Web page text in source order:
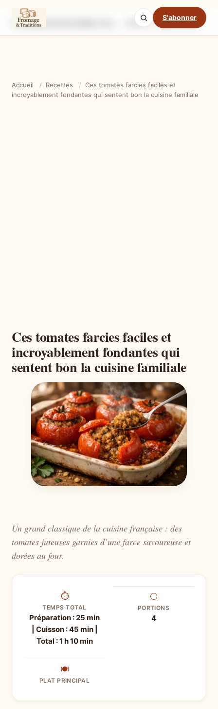
S'abonner
Ingrédients Étapes
Mode cuisine
Accueil / Recettes / Ces tomates farcies faciles et
incroyablement fondantes qui sentent bon la cuisine familiale
Ces tomates farcies faciles et
incroyablement fondantes qui
sentent bon la cuisine familiale
Un grand classique de la cuisine française : des
tomates juteuses garnies d’une farce savoureuse et
dorées au four.
⏱
TEMPS TOTAL
Préparation : 25 min
| Cuisson : 45 min |
Total : 1 h 10 min
⚪
PORTIONS
4
🍽
PLAT PRINCIPAL